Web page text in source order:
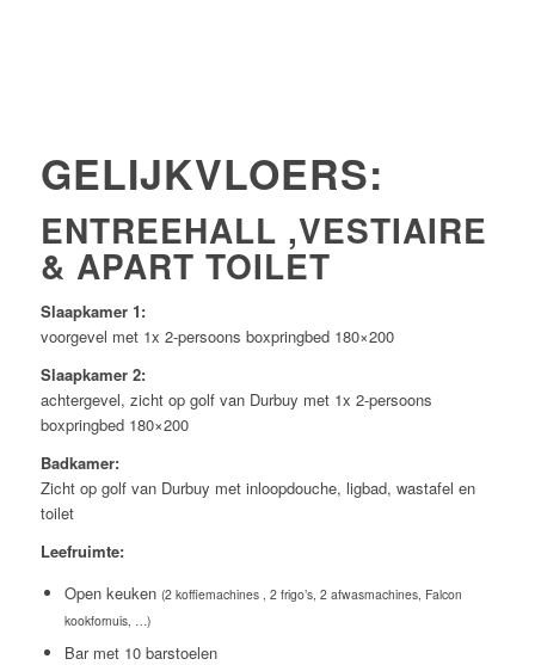
GELIJKVLOERS:
ENTREEHALL ,VESTIAIRE
& APART TOILET
Slaapkamer 1:
voorgevel met 1x 2-persoons boxpringbed 180×200
Slaapkamer 2:
achtergevel, zicht op golf van Durbuy met 1x 2-persoons
boxpringbed 180×200
Badkamer:
Zicht op golf van Durbuy met inloopdouche, ligbad, wastafel en
toilet
Leefruimte:
Open keuken (2 koffiemachines , 2 frigo’s, 2 afwasmachines, Falcon
kookfornuis, …)
Bar met 10 barstoelen